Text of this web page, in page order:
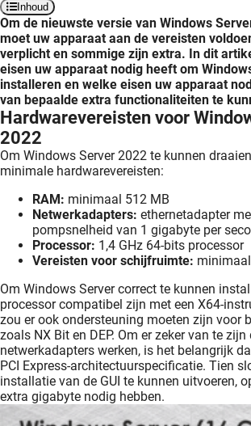
Inhoud
Om de nieuwste versie van Windows
moet uw apparaat aan de vereisten
verplicht en sommige zijn extra. In dit
eisen uw apparaat nodig heeft om
installeren en welke eisen uw apparaat
van bepaalde extra functionaliteiten te
Hardwarevereisten voor
2022
Om Windows Server 2022 te kunnen
minimale hardwarevereisten:
RAM: minimaal 512 MB
Netwerkadapters: ethernetadapter
pompsnelheid van 1 gigabyte per
Processor: 1,4 GHz 64-bits processor
Vereisten voor schijfruimte:
Om Windows Server correct te kunnen
processor compatibel zijn met een X64-
zou er ook ondersteuning moeten zijn voor
zoals NX Bit en DEP. Om er zeker van te
netwerkadapters werken, is het belangrijk
PCI Express-architectuurspecificatie. Tien
installatie van de GUI te kunnen uitvoeren,
extra gigabyte nodig hebben.